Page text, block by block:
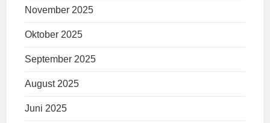
November 2025
Oktober 2025
September 2025
August 2025
Juni 2025